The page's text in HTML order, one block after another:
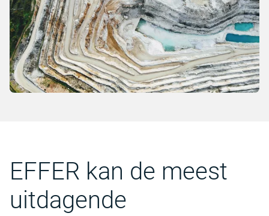
EFFER kan de meest
uitdagende